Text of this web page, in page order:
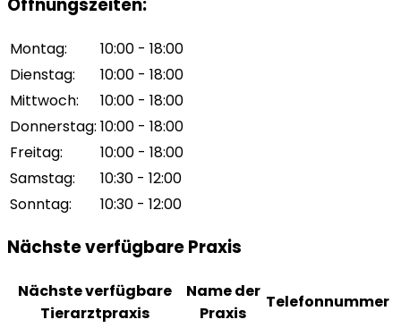
Öffnungszeiten:
Montag:
10:00 - 18:00
Dienstag:
10:00 - 18:00
Mittwoch:
10:00 - 18:00
Donnerstag: 10:00 - 18:00
Freitag:
10:00 - 18:00
Samstag:
10:30 - 12:00
Sonntag: 10:30 - 12:00
Nächste verfügbare Praxis
Nächste verfügbare
Tierarztpraxis
Name der
Praxis
Telefonnummer